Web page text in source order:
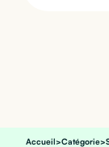
Accueil>Catégorie>